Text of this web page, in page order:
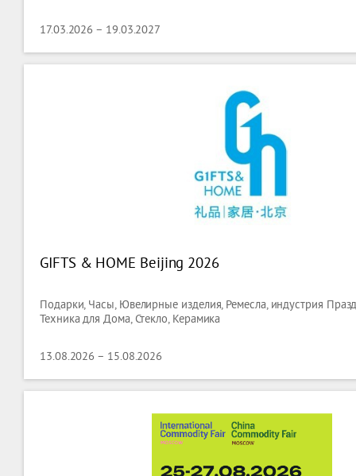
17.03.2026 – 19.03.2027
GIFTS & HOME Beijing 2026
Подарки, Часы, Ювелирные изделия, Ремесла, индустрия
Техника для Дома, Стекло, Керамика
13.08.2026 – 15.08.2026